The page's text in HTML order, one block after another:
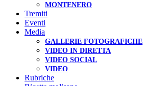
MONTENERO
Tremiti
Eventi
Media
GALLERIE FOTOGRAFICHE
VIDEO IN DIRETTA
VIDEO SOCIAL
VIDEO
Rubriche